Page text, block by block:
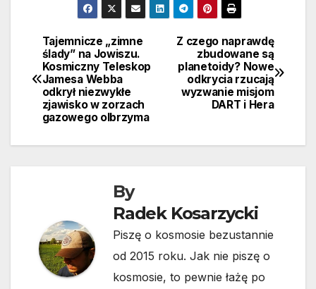
Nawigacja
wpisu
Z czego naprawdę
zbudowane są
planetoidy? Nowe
odkrycia rzucają
wyzwanie misjom
DART i Hera
Tajemnicze „zimne
ślady” na Jowiszu.
Kosmiczny Teleskop
Jamesa Webba
odkrył niezwykłe
zjawisko w zorzach
gazowego olbrzyma
By
Radek Kosarzycki
Piszę o kosmosie bezustannie
od 2015 roku. Jak nie piszę o
kosmosie, to pewnie łażę po